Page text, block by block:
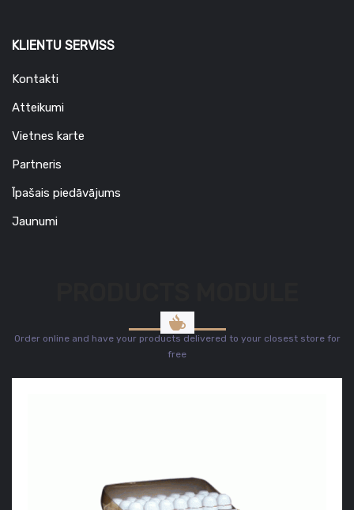
KLIENTU SERVISS
Kontakti
Atteikumi
Vietnes karte
Partneris
Īpašais piedāvājums
Jaunumi
Order online and have your products delivered to your closest store for
free